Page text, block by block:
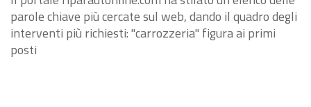
parole chiave più cercate sul web, dando il quadro degli
interventi più richiesti: "carrozzeria" figura ai primi
posti